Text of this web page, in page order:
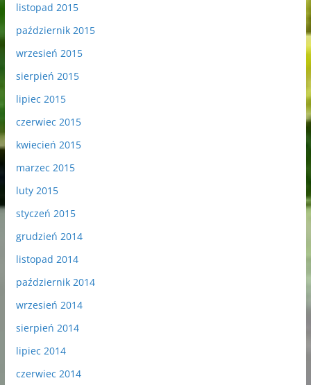
listopad 2015
październik 2015
wrzesień 2015
sierpień 2015
lipiec 2015
czerwiec 2015
kwiecień 2015
marzec 2015
luty 2015
styczeń 2015
grudzień 2014
listopad 2014
październik 2014
wrzesień 2014
sierpień 2014
lipiec 2014
czerwiec 2014